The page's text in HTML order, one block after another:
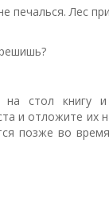
печалься. Лес
на стол книгу и
и отложите их
позже во